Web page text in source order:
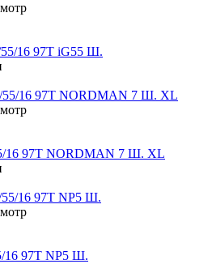
16 97T iG55 Ш.
16 97T NORDMAN 7 Ш. XL
16 97T NP5 Ш.